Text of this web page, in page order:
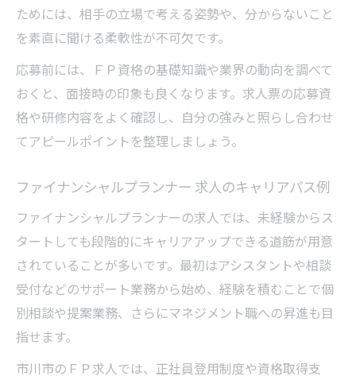
ためには、相手の立場で考える姿勢や、分からないこと
を素直に聞ける柔軟性が不可欠です。
応募前には、ＦＰ資格の基礎知識や業界の動向を調べて
おくと、面接時の印象も良くなります。求人票の応募資
格や研修内容をよく確認し、自分の強みと照らし合わせ
てアピールポイントを整理しましょう。
ファイナンシャルプランナー 求人のキャリアパス例
ファイナンシャルプランナーの求人では、未経験からス
タートしても段階的にキャリアアップできる道筋が用意
されていることが多いです。最初はアシスタントや相談
受付などのサポート業務から始め、経験を積むことで個
別相談や提案業務、さらにマネジメント職への昇進も目
指せます。
市川市のＦＰ求人では、正社員登用制度や資格取得支